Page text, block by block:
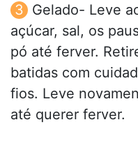
Gelado- Leve
açúcar, sal, os
pó até ferver.
batidas com
fios. Leve
até querer ferver.